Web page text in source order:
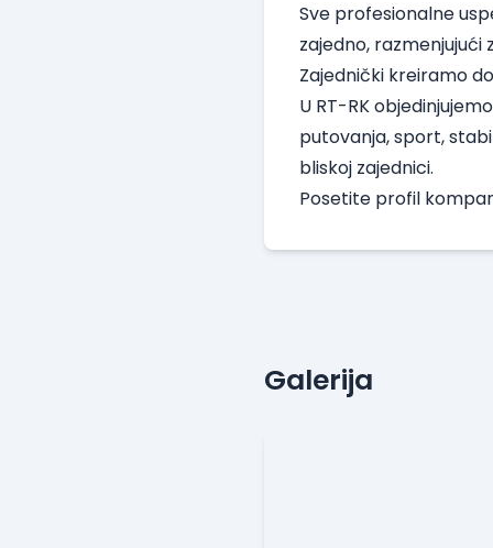
Sve profesionalne
zajedno, razmenjujući
Zajednički kreiramo
U RT-RK
putovanja, sport,
bliskoj zajednici.
Posetite profil
Galerija